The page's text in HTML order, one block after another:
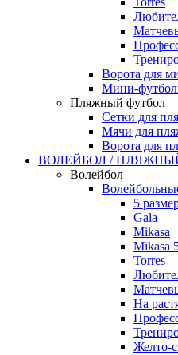
Ворота для
Мини-
Пляжный футбол
Сетки для
Мячи для
Ворота для
ВОЛЕЙБОЛ /
Волейбол
5
Gala
Mikasa
Mikasa
Torres
На
Желто-